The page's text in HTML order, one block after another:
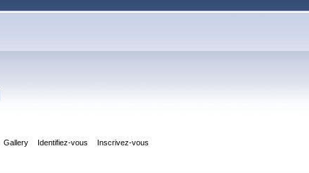
Gallery Identifiez-vous Inscrivez-vous